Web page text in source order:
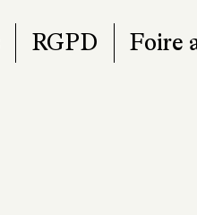
RGPD Foire